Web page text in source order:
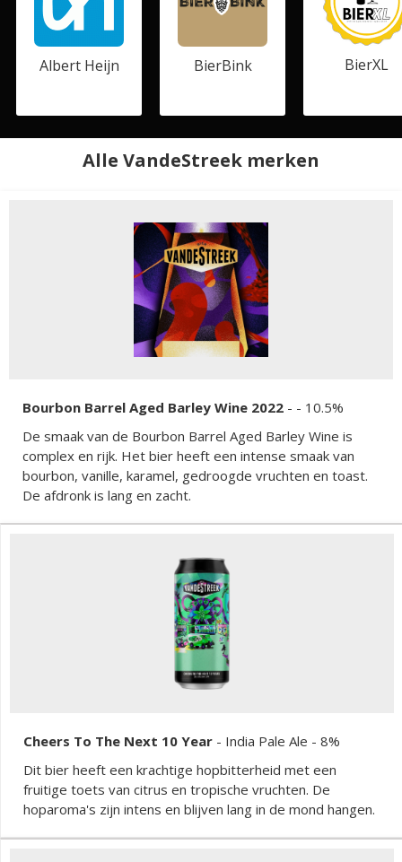
Albert Heijn BierBink BierXL
Alle VandeStreek merken
Bourbon Barrel Aged Barley Wine 2022 - - 10.5%
De smaak van de Bourbon Barrel Aged Barley Wine is
complex en rijk. Het bier heeft een intense smaak van
bourbon, vanille, karamel, gedroogde vruchten en toast.
De afdronk is lang en zacht.
Cheers To The Next 10 Year - India Pale Ale - 8%
Dit bier heeft een krachtige hopbitterheid met een
fruitige toets van citrus en tropische vruchten. De
hoparoma's zijn intens en blijven lang in de mond hangen.